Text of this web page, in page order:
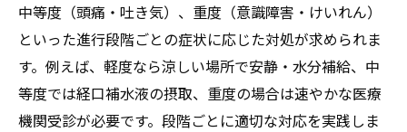
健康障害を防ぐ日常的なチェックポイント
健康を維持するための熱中症予防総まとめ
健康を守る熱中症対策の基本事項の再確認
生活に根付く健康的な予防習慣のすすめ
中等度（頭痛・吐き気）、重度（意識障害・けいれん）
といった進行段階ごとの症状に応じた対処が求められま
す。例えば、軽度なら涼しい場所で安静・水分補給、中
等度では経口補水液の摂取、重度の場合は速やかな医療
機関受診が必要です。段階ごとに適切な対応を実践しま